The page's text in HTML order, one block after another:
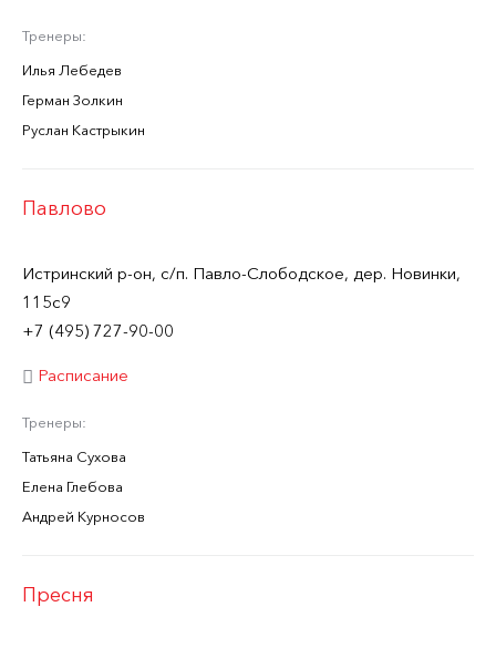
Тренеры:
Илья Лебедев
Герман Золкин
Руслан Кастрыкин
Павлово
Истринский р-он, с/п. Павло-Слободское, дер. Новинки,
115с9
+7 (495) 727-90-00
Расписание
Тренеры:
Татьяна Сухова
Елена Глебова
Андрей Курносов
Пресня